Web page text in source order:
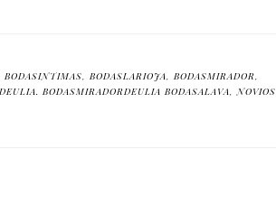
BODASINTIMAS BODASLARIOJA BODASMIRADOR
BODASMIRADORDEULIA BODASALAVA NOVIOS